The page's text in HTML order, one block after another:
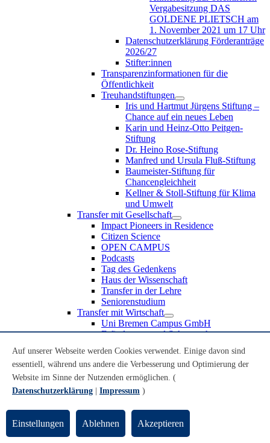
Vergabesitzung DAS
GOLDENE PLIETSCH am
1. November 2021 um 17 Uhr
Datenschutzerklärung Förderanträge
2026/27
Stifter:innen
Transparenzinformationen für die
Öffentlichkeit
Treuhandstiftungen
Iris und Hartmut Jürgens Stiftung –
Chance auf ein neues Leben
Karin und Heinz-Otto Peitgen-
Stiftung
Dr. Heino Rose-Stiftung
Manfred und Ursula Fluß-Stiftung
Baumeister-Stiftung für
Chancengleichheit
Kellner & Stoll-Stiftung für Klima
und Umwelt
Transfer mit Gesellschaft
Impact Pioneers in Residence
Citizen Science
OPEN CAMPUS
Podcasts
Tag des Gedenkens
Haus der Wissenschaft
Transfer in der Lehre
Seniorenstudium
Transfer mit Wirtschaft
Uni Bremen Campus GmbH
Erfindungen und Schutzrechte
Recruiting an der Universität Bremen
Weiterbildung an der Universität Bremen
Transfer mit Schule
Schülerinnen und Schüler
Schulklassen
Lehrkräfte
Gründungsunterstützung
Auf unserer Webseite werden Cookies verwendet. Einige davon sind
essentiell, während uns andere die Verbesserung und Optimierung der
Website im Sinne der Nutzenden ermöglichen. (
Datenschutzerklärung
Impressum )
Einstellungen Ablehnen Akzeptieren